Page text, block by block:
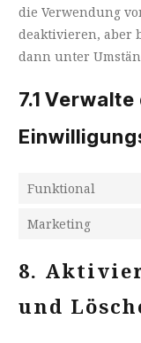
die Verwendung
deaktivieren, aber
dann unter
7.1
Funktional
Marketing
8.
und